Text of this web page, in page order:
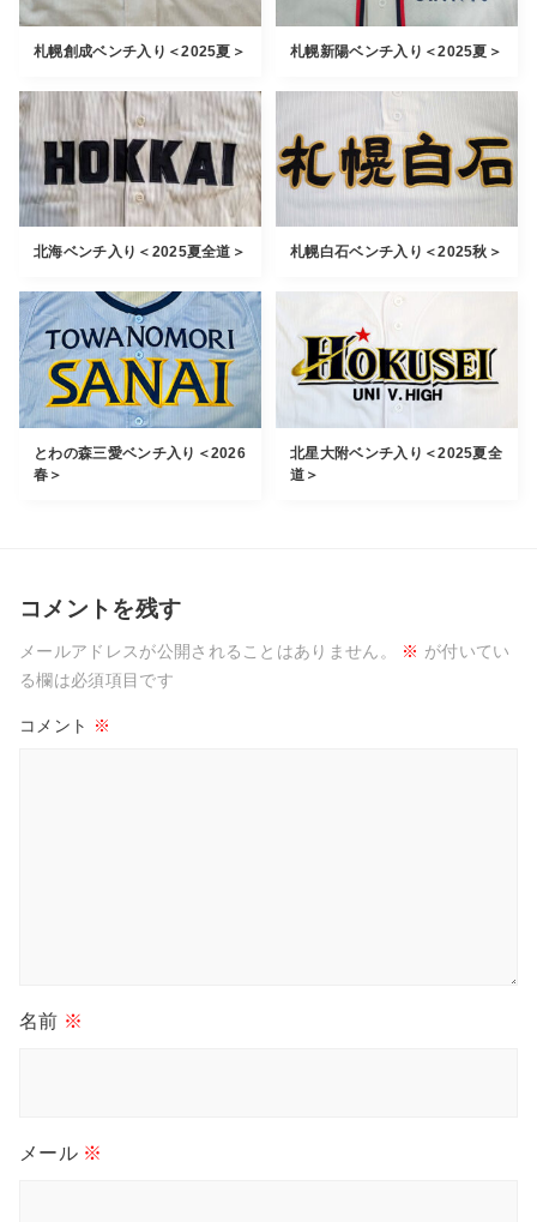
札幌創成ベンチ入り＜2025夏＞ 札幌新陽ベンチ入り＜2025夏＞
北海ベンチ入り＜2025夏全道＞ 札幌白石ベンチ入り＜2025秋＞
とわの森三愛ベンチ入り＜2026
春＞
北星大附ベンチ入り＜2025夏全
道＞
コメントを残す
メールアドレスが公開されることはありません。 ※ が付いてい
る欄は必須項目です
コメント ※
名前 ※
メール ※